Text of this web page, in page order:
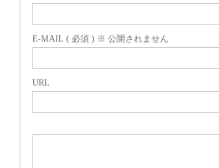
E-MAIL ( 必須 ) ※ 公開されません
URL